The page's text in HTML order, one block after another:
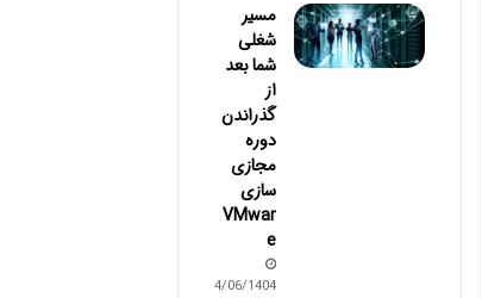
مسیر
شغلی
شما بعد
از
گذراندن
دوره
مجازی
سازی
VMwar
e
14/06/1404